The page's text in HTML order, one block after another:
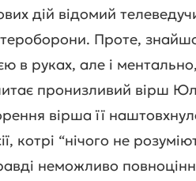
дій відомий
Проте,
в руках, але і
пронизливий вірш
вірша її
котрі “нічого не
неможливо